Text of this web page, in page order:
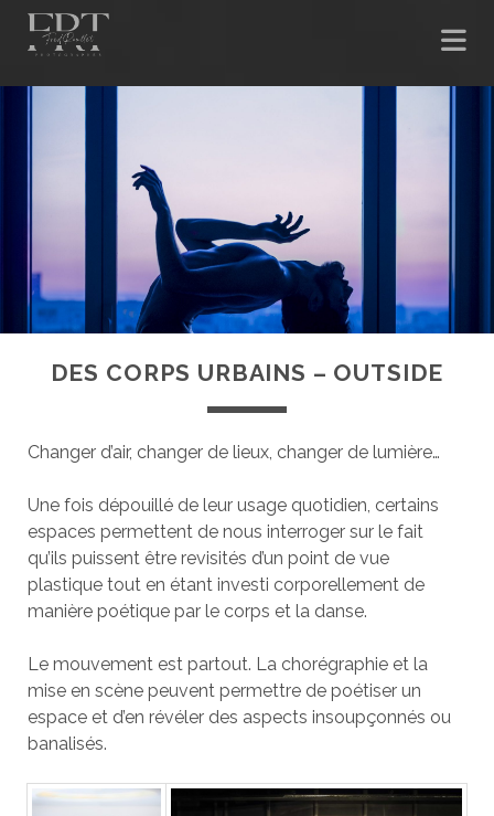
DES CORPS URBAINS – OUTSIDE
Changer d’air, changer de lieux, changer de lumière…
Une fois dépouillé de leur usage quotidien, certains
espaces permettent de nous interroger sur le fait
qu’ils puissent être revisités d’un point de vue
plastique tout en étant investi corporellement de
manière poétique par le corps et la danse.
Le mouvement est partout. La chorégraphie et la
mise en scène peuvent permettre de poétiser un
espace et d’en révéler des aspects insoupçonnés ou
banalisés.